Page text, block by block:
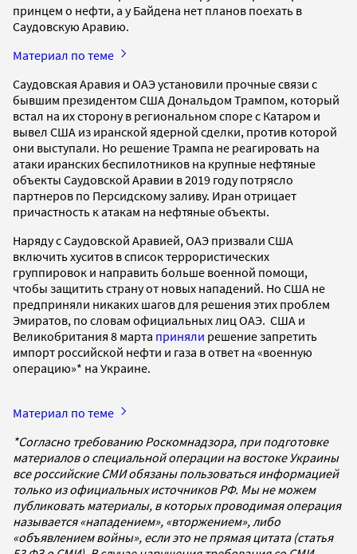
принцем о нефти, а у Байдена нет планов поехать в
Саудовскую Аравию.
Материал по теме
Саудовская Аравия и ОАЭ установили прочные связи с
бывшим президентом США Дональдом Трампом, который
встал на их сторону в региональном споре с Катаром и
вывел США из иранской ядерной сделки, против которой
они выступали. Но решение Трампа не реагировать на
атаки иранских беспилотников на крупные нефтяные
объекты Саудовской Аравии в 2019 году потрясло
партнеров по Персидскому заливу. Иран отрицает
причастность к атакам на нефтяные объекты.
Наряду с Саудовской Аравией, ОАЭ призвали США
включить хуситов в список террористических
группировок и направить больше военной помощи,
чтобы защитить страну от новых нападений. Но США не
предприняли никаких шагов для решения этих проблем
Эмиратов, по словам официальных лиц ОАЭ. США и
Великобритания 8 марта приняли решение запретить
импорт российской нефти и газа в ответ на «военную
операцию»* на Украине.
Материал по теме
*Согласно требованию Роскомнадзора, при подготовке
материалов о специальной операции на востоке Украины
все российские СМИ обязаны пользоваться информацией
только из официальных источников РФ. Мы не можем
публиковать материалы, в которых проводимая операция
называется «нападением», «вторжением», либо
«объявлением войны», если это не прямая цитата (статья